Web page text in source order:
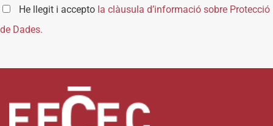
He llegit i accepto la clàusula d’informació sobre Protecció
de Dades.